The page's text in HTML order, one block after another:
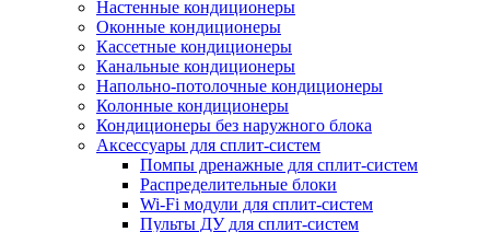
Настенные кондиционеры
Оконные кондиционеры
Кассетные кондиционеры
Канальные кондиционеры
Напольно-потолочные кондиционеры
Колонные кондиционеры
Кондиционеры без наружного блока
Аксессуары для сплит-систем
Помпы дренажные для сплит-систем
Распределительные блоки
Wi-Fi модули для сплит-систем
Пульты ДУ для сплит-систем